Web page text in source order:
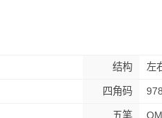
结构 左
四角码
五笔